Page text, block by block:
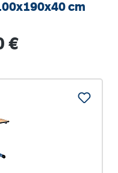
- B/H/T 100x190x40 cm
€